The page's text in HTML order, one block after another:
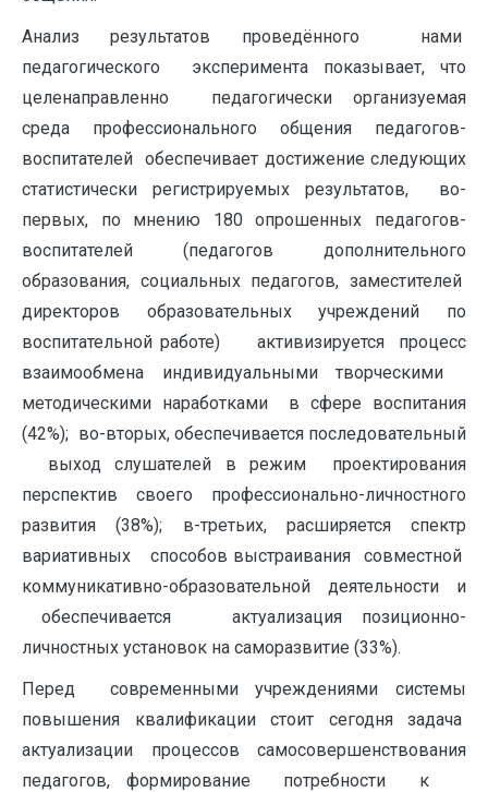
Анализ результатов проведённого
нами
педагогического эксперимента показывает, что
целенаправленно педагогически организуемая
среда профессионального общения педагогов-
воспитателей обеспечивает достижение следующих
статистически регистрируемых результатов, во-
первых, по мнению 180 опрошенных педагогов-
воспитателей (педагогов дополнительного
образования, социальных педагогов, заместителей
директоров образовательных учреждений по
воспитательной работе) активизируется процесс
взаимообмена индивидуальными творческими
методическими наработками в сфере воспитания
(42%); во-вторых, обеспечивается последовательный
выход слушателей в режим проектирования
перспектив своего профессионально-личностного
развития (38%); в-третьих, расширяется спектр
вариативных способов выстраивания совместной
коммуникативно-образовательной деятельности и
обеспечивается актуализация позиционно-
личностных установок на саморазвитие (33%).
Перед современными учреждениями системы
повышения квалификации стоит сегодня задача
актуализации процессов самосовершенствования
педагогов, формирование потребности к